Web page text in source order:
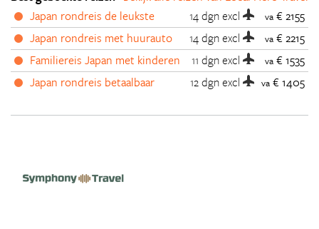
Japan rondreis de leukste
14 dgnexcl va € 2155
Japan rondreis met huurauto
14 dgnexcl va € 2215
Familiereis Japan met kinderen
11 dgnexcl va € 1535
Japan rondreis betaalbaar
12 dgnexcl va € 1405